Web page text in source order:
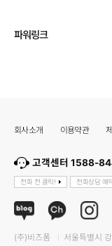
파워링크
회사소개 이용약관
고객센터 1588-
전화 전 클릭! 전화상담 예
(주)비즈폼 서울특별시